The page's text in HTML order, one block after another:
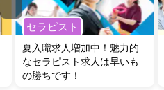
セラピスト
夏入職求人増加中！魅力的
なセラピスト求人は早いも
の勝ちです！